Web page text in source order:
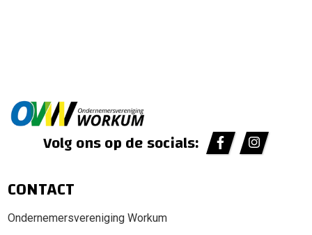
Volg ons op de socials:
CONTACT
Ondernemersvereniging Workum